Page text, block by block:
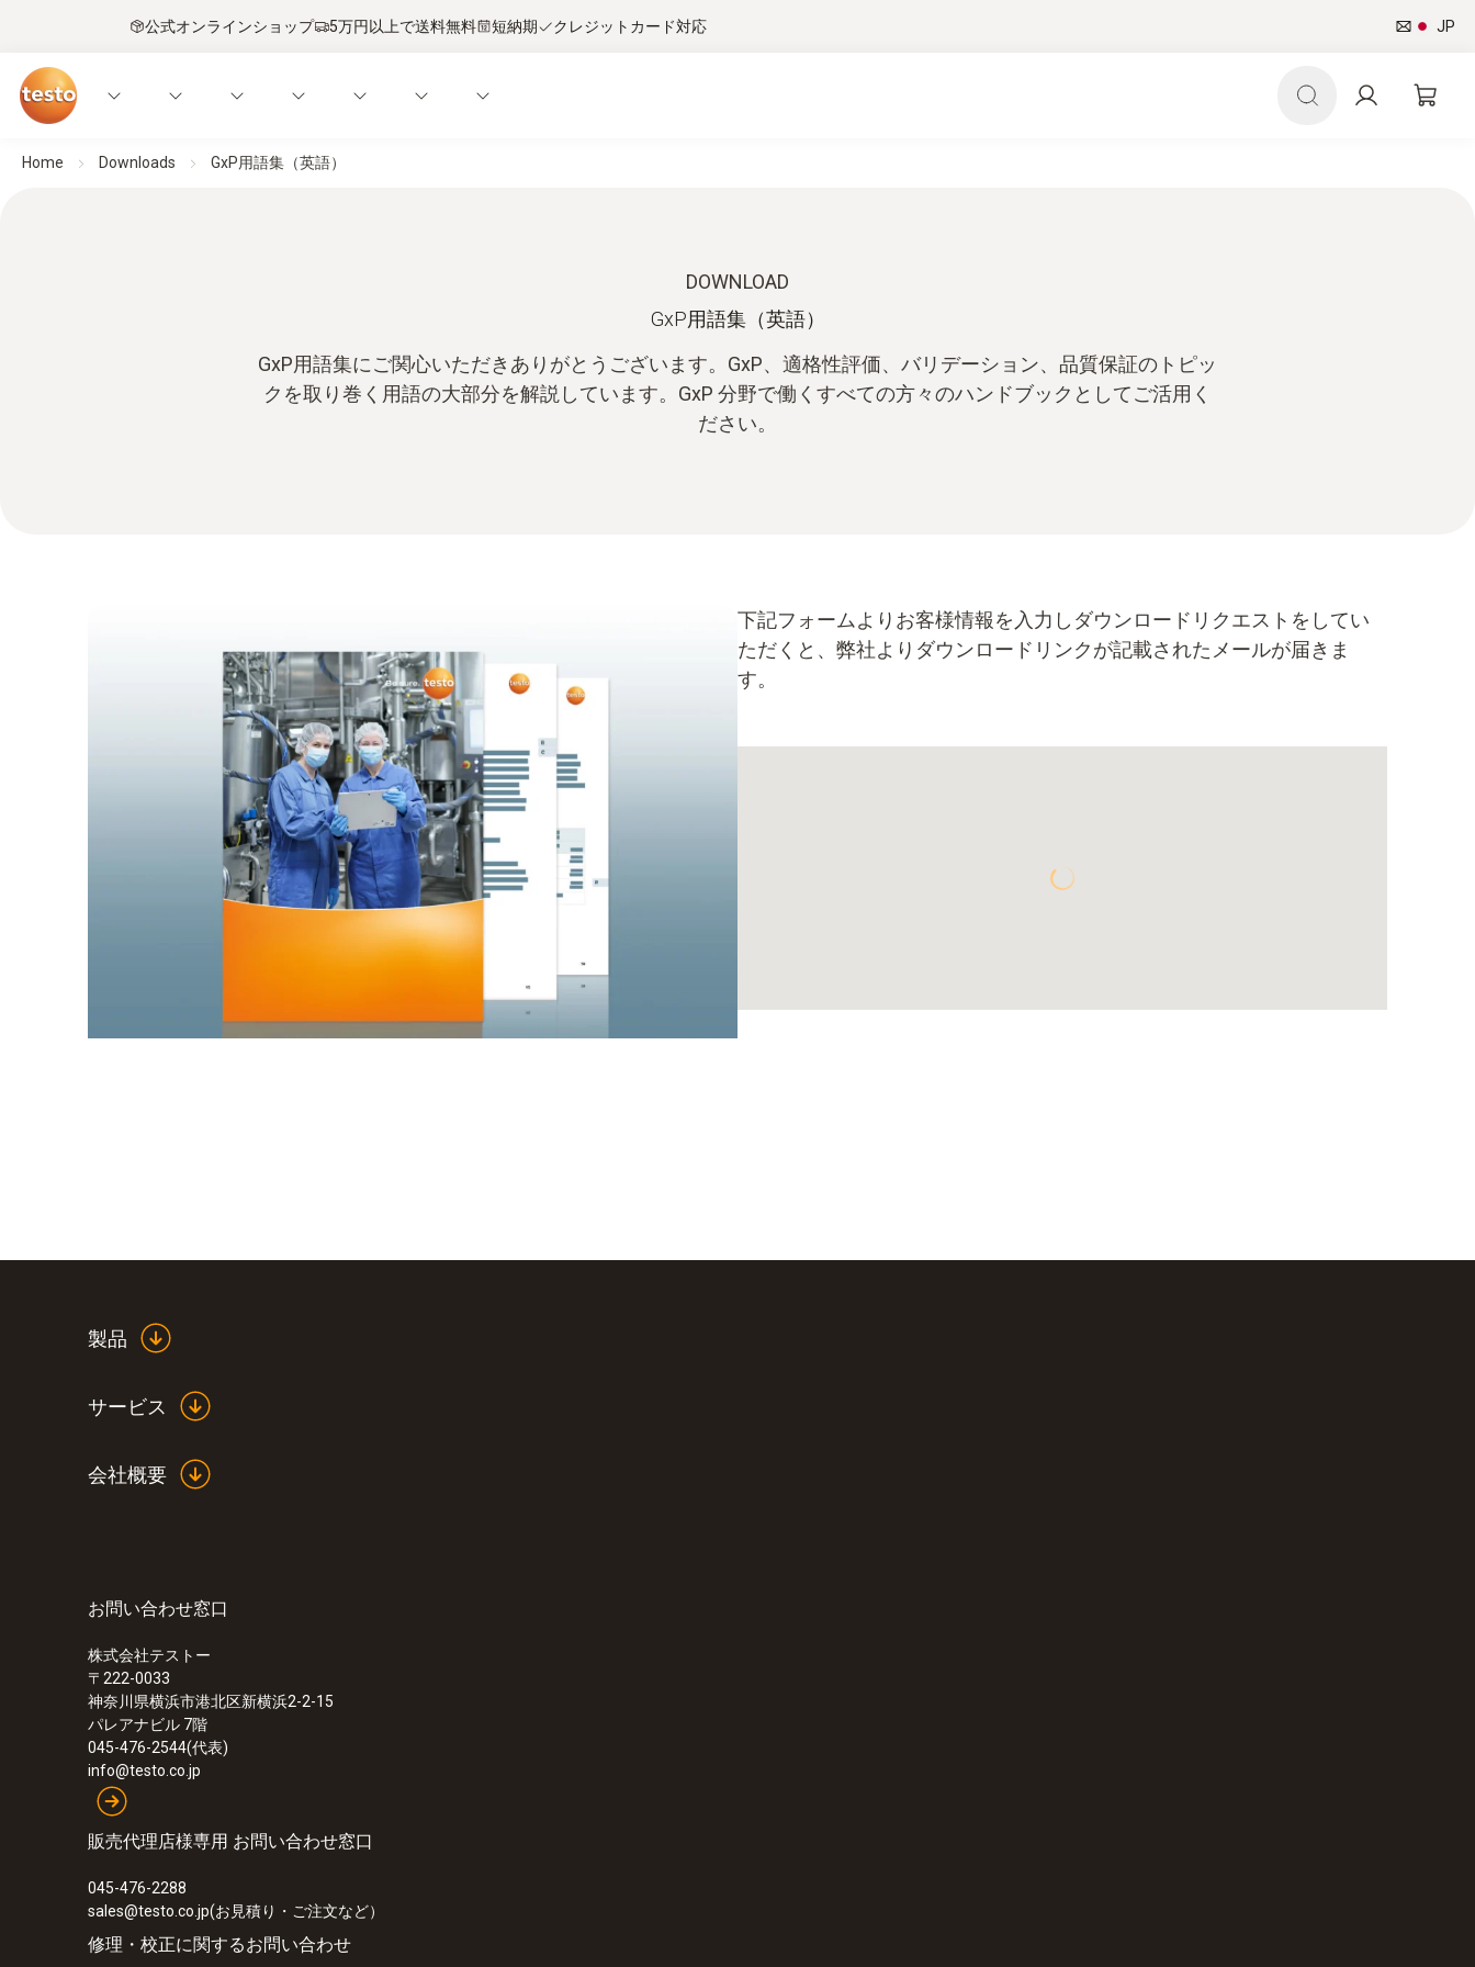
公式オンラインショップ 5万円以上で送料無料 短納期 クレジットカード対応 JP
Home Downloads GxP用語集（英語）
DOWNLOAD
GxP用語集（英語）
GxP用語集にご関心いただきありがとうございます。GxP、適格性評価、バリデーション、品質保証のトピッ
クを取り巻く用語の大部分を解説しています。GxP 分野で働くすべての方々のハンドブックとしてご活用く
ださい。
下記フォームよりお客様情報を入力しダウンロードリクエストをしてい
ただくと、弊社よりダウンロードリンクが記載されたメールが届きま
す。
製品
サービス
会社概要
お問い合わせ窓口
株式会社テストー
〒222-0033
神奈川県横浜市港北区新横浜2-2-15
パレアナビル 7階
045-476-2544(代表)
info@testo.co.jp
販売代理店様専用 お問い合わせ窓口
045-476-2288
sales@testo.co.jp(お見積り・ご注文など）
修理・校正に関するお問い合わせ